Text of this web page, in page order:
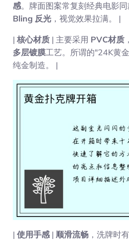
感。牌面图案常复刻经典电影
Bling 反光 ，视觉效果拉满。 |
| 核心材质 | 主要采用 PVC材质
多层镀膜工艺。所谓的"24K黄
纯金制造。 |
| 使用手感 | 顺滑流畅 ，洗牌时